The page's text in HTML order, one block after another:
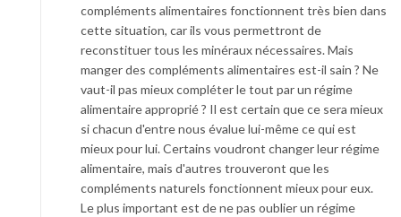
compléments alimentaires fonctionnent très bien dans
cette situation, car ils vous permettront de
reconstituer tous les minéraux nécessaires. Mais
manger des compléments alimentaires est-il sain ? Ne
vaut-il pas mieux compléter le tout par un régime
alimentaire approprié ? Il est certain que ce sera mieux
si chacun d'entre nous évalue lui-même ce qui est
mieux pour lui. Certains voudront changer leur régime
alimentaire, mais d'autres trouveront que les
compléments naturels fonctionnent mieux pour eux.
Le plus important est de ne pas oublier un régime